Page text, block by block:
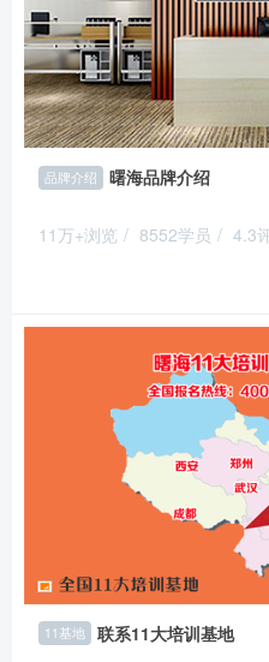
品牌介绍 曙海品牌介绍
11万+浏览 / 8552学员 / 4.3
11基地 联系11大培训基地